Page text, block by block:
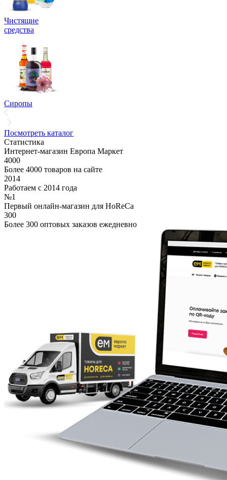
Чистящие
средства
Сиропы
Посмотреть каталог
Статистика
Интернет-магазин Европа Маркет
4000
Более 4000 товаров на сайте
2014
Работаем с 2014 года
№1
Первый онлайн-магазин для HoReCa
300
Более 300 оптовых заказов ежедневно